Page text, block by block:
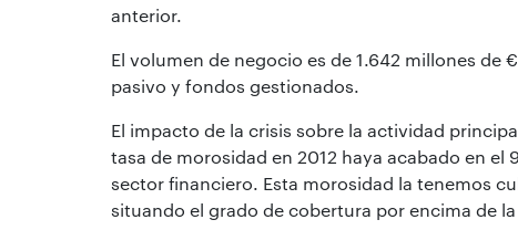
anterior.
El volumen de negocio es de 1.642 millones
pasivo y fondos gestionados.
El impacto de la crisis sobre la actividad
tasa de morosidad en 2012 haya acabado en
sector financiero. Esta morosidad la tenemos
situando el grado de cobertura por encima de